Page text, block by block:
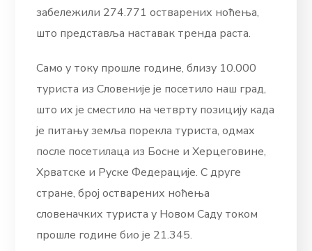
забележили 274.771 остварених ноћења,
што представља наставак тренда раста.
Само у току прошле године, близу 10.000
туриста из Словеније је посетило наш град,
што их је сместило на четврту позицију када
је питању земља порекла туриста, одмах
после посетилаца из Босне и Херцеговине,
Хрватске и Руске Федерације. С друге
стране, број остварених ноћења
словеначких туриста у Новом Саду током
прошле године био је 21.345.